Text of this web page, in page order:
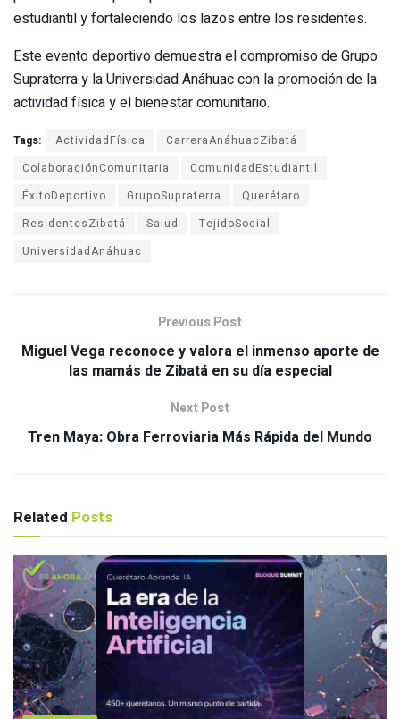
estudiantil y fortaleciendo los lazos entre los residentes.
Este evento deportivo demuestra el compromiso de Grupo
Supraterra y la Universidad Anáhuac con la promoción de la
actividad física y el bienestar comunitario.
Tags: ActividadFísica
CarreraAnáhuacZibatá
ColaboraciónComunitaria
ComunidadEstudiantil
ÉxitoDeportivo
GrupoSupraterra
Querétaro
ResidentesZibatá
Salud
TejidoSocial
UniversidadAnáhuac
Previous Post
Miguel Vega reconoce y valora el inmenso aporte de
las mamás de Zibatá en su día especial
Next Post
Tren Maya: Obra Ferroviaria Más Rápida del Mundo
Related Posts